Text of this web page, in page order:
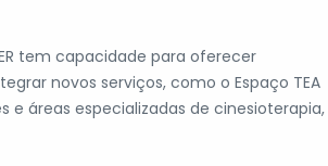
tem capacidade para oferecer
novos serviços, como o Espaço TEA
e áreas especializadas de cinesioterapia,